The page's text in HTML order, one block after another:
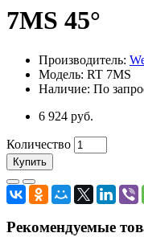
7MS 45°
Производитель:
Модель: RT 7MS
Наличие: По
6 924 руб.
Количество
Купить
Рекомендуемые